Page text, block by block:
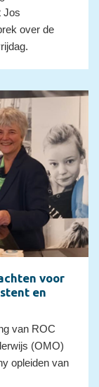
Jos
over de
voor
en
van ROC
(OMO)
opleiden van